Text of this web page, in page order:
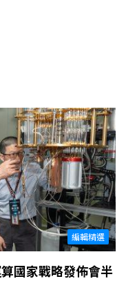
編輯精選
國家戰略發佈會半